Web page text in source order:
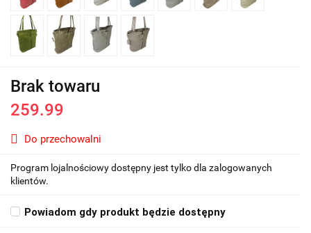
Brak towaru
259.99
Do przechowalni
Program lojalnościowy dostępny jest tylko dla zalogowanych
klientów.
Powiadom gdy produkt będzie dostępny